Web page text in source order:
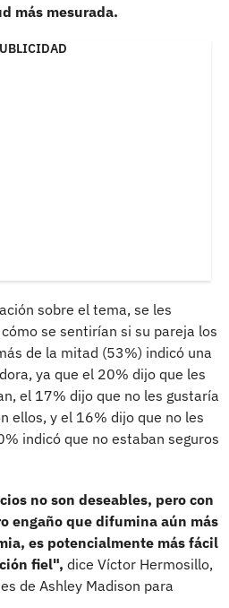
más mesurada.
sobre el tema, se les
se sentirían si su pareja los
de la mitad (53%) indicó una
ya que el 20% dijo que les
el 17% dijo que no les gustaría
ellos, y el 16% dijo que no les
indicó que no estaban seguros
no son deseables, pero con
engaño que difumina aún más
es potencialmente más fácil
fiel", dice Víctor Hermosillo,
de Ashley Madison para